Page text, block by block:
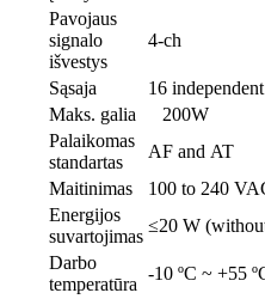
Pavojaus
signalo
išvestys
4-ch
Sąsaja
16
Maks. galia
200W
Palaikomas
standartas
AF and AT
Maitinimas
100 to 240
Energijos
suvartojimas
≤20 W
Darbo
temperatūra
-10 ºC ~ +55